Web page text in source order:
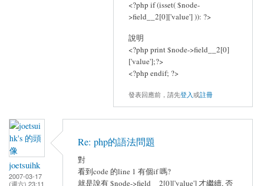
<?php if (isset( $node-
>field__2[0]['value'] )): ?>
說明
<?php print $node->field__2[0]
['value'];?>
<?php endif; ?>
發表回應前，請先登入或註冊
joetsuihk
2007-03-17
(週六) 23:11
Re: php的語法問題
對
看到code 的line 1 有個if 嗎?
就是說有 $node->field__2[0]['value'] 才繼續, 否